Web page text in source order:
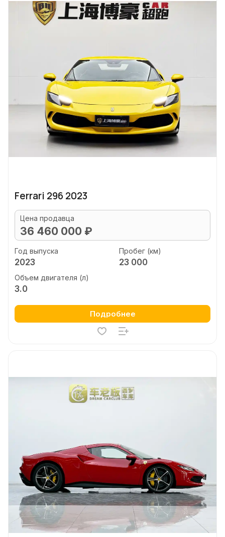
Ferrari 296 2023
Цена продавца
36 460 000 ₽
Год выпуска
2023
Пробег (км)
23 000
Объем двигателя (л)
3.0
Подробнее